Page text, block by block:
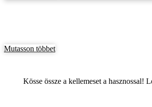
Mutasson többet
Kösse össze a kellemeset a hasznossal!